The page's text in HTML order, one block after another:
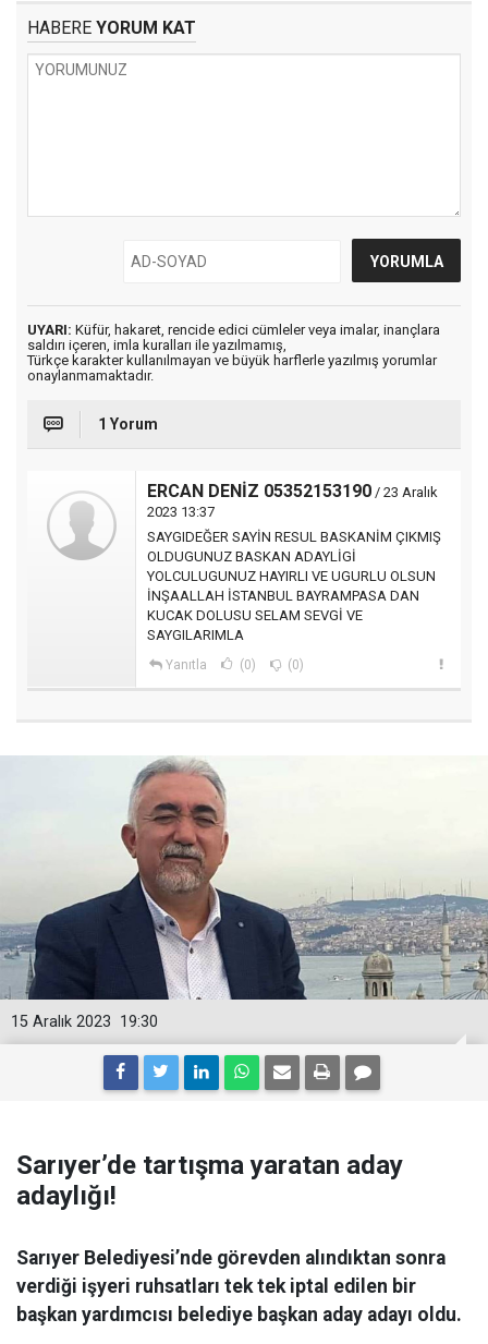
HABERE YORUM KAT
UYARI: Küfür, hakaret, rencide edici cümleler veya imalar, inançlara
saldırı içeren, imla kuralları ile yazılmamış,
Türkçe karakter kullanılmayan ve büyük harflerle yazılmış yorumlar
onaylanmamaktadır.
1 Yorum
ERCAN DENİZ 05352153190 / 23 Aralık
2023 13:37
SAYGIDEĞER SAYİN RESUL BASKANİM ÇIKMIŞ
OLDUGUNUZ BASKAN ADAYLİGİ
YOLCULUGUNUZ HAYIRLI VE UGURLU OLSUN
İNŞAALLAH İSTANBUL BAYRAMPASA DAN
KUCAK DOLUSU SELAM SEVGİ VE
SAYGILARIMLA
Yanıtla (0) (0)
19:30
15 Aralık 2023
Sarıyer’de tartışma yaratan aday
adaylığı!
Sarıyer Belediyesi’nde görevden alındıktan sonra
verdiği işyeri ruhsatları tek tek iptal edilen bir
başkan yardımcısı belediye başkan aday adayı oldu.